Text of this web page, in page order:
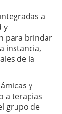
a
y
para brindar
instancia,
de la
y
a terapias
grupo de